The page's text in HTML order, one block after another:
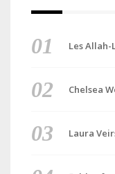
Les Allah-
Chelsea
Laura